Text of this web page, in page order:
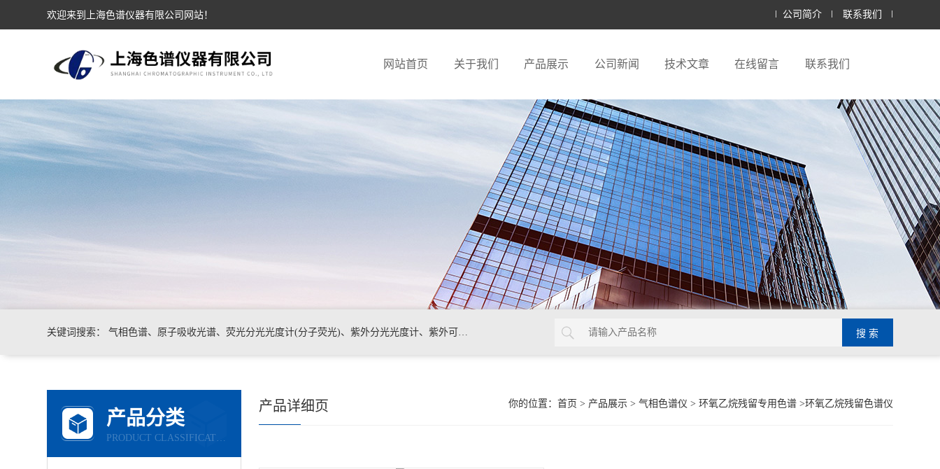
欢迎来到上海色谱仪器有限公司网站！ 公司简介 联系我们
网站首页 关于我们 产品展示 公司新闻 技术文章 在线留言 联系我们
关键词搜索： 气相色谱、原子吸收光谱、荧光分光光度计(分子荧光)、紫外分光光度计、紫外可见分光光度计
产品分类
PRODUCT CLASSIFICATION
你的位置： 首页 > 产品展示> 气相色谱仪 > 环氧乙烷残留专用色谱>环氧乙烷残留色谱仪
产品详细页